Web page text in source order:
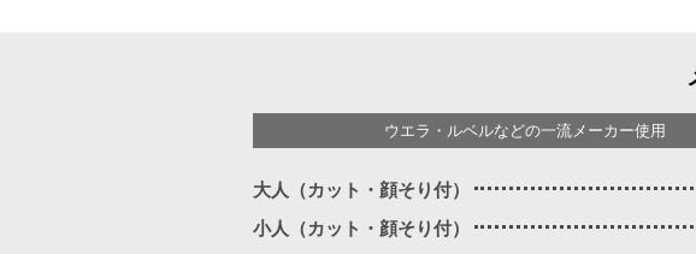
ウエラ・ルベルなどの一流メーカー使用
大人（カット・顔そり付）
小人（カット・顔そり付）